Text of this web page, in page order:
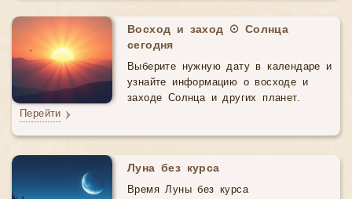
Восход и заход ☉ Солнца
сегодня
Выберите нужную дату в календаре и
узнайте информацию о восходе и
заходе Солнца и других планет.
Перейти
Луна без курса
Время Луны без курса